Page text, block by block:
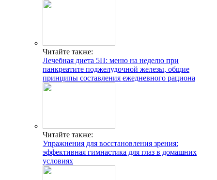
Читайте также:
Лечебная диета 5П: меню на неделю при
панкреатите поджелудочной железы, общие
принципы составления ежедневного рациона
Читайте также:
Упражнения для восстановления зрения:
эффективная гимнастика для глаз в домашних
условиях